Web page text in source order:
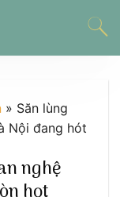
» Săn lùng
Nội đang hót
nghệ